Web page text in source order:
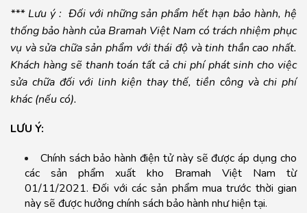
*** Lưu ý : Đối với những sản phẩm hết hạn bảo hành, hệ
thống bảo hành của Bramah Việt Nam có trách nhiệm phục
vụ và sửa chữa sản phẩm với thái độ và tinh thần cao nhất.
Khách hàng sẽ thanh toán tất cả chi phí phát sinh cho việc
sửa chữa đối với linh kiện thay thế, tiền công và chi phí
khác (nếu có).
LƯU Ý:
Chính sách bảo hành điện tử này sẽ được áp dụng cho
các sản phẩm xuất kho Bramah Việt Nam từ
01/11/2021. Đối với các sản phẩm mua trước thời gian
này sẽ được hưởng chính sách bảo hành như hiện tại.